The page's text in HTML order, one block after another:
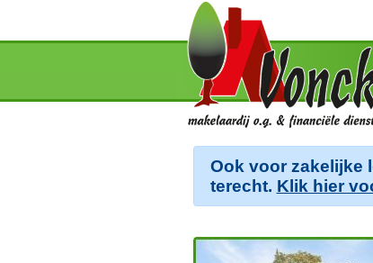
Ook voor zakelijke
terecht. Klik hier